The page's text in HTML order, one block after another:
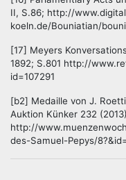
II, S.86; http://
koeln.de/Bouniatian/
[17] Meyers
1892; S.801 http://
id=107291
[b2] Medaille von J.
Auktion Künker 232
http://
des-Samuel-Pepys/